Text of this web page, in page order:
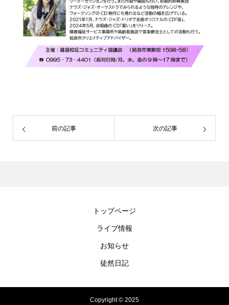
前の記事 次の記事
トップページ
ライブ情報
お知らせ
徒然日記
Copyright © 2025